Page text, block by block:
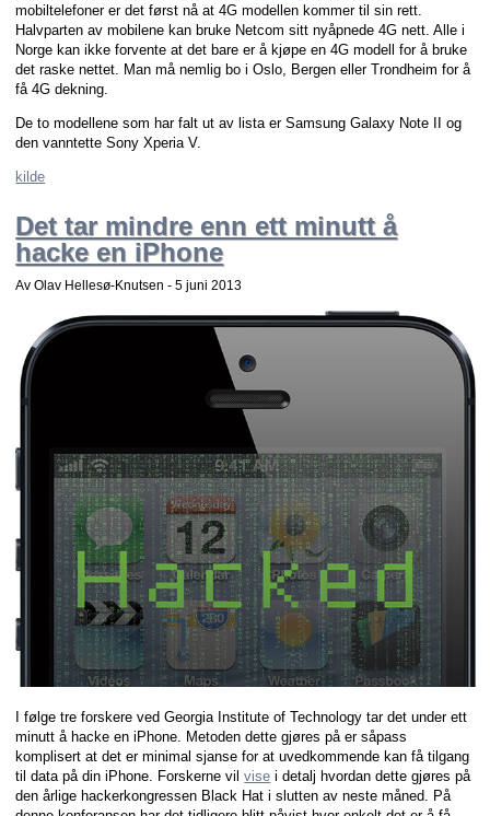
mobiltelefoner er det først nå at 4G modellen kommer til sin rett.
Halvparten av mobilene kan bruke Netcom sitt nyåpnede 4G nett. Alle i
Norge kan ikke forvente at det bare er å kjøpe en 4G modell for å bruke
det raske nettet. Man må nemlig bo i Oslo, Bergen eller Trondheim for å
få 4G dekning.
De to modellene som har falt ut av lista er Samsung Galaxy Note II og
den vanntette Sony Xperia V.
kilde
Det tar mindre enn ett minutt å
hacke en iPhone
Av Olav Hellesø-Knutsen -5 juni 2013
I følge tre forskere ved Georgia Institute of Technology tar det under ett
minutt å hacke en iPhone. Metoden dette gjøres på er såpass
komplisert at det er minimal sjanse for at uvedkommende kan få tilgang
til data på din iPhone. Forskerne vilvise i detalj hvordan dette gjøres på
den årlige hackerkongressen Black Hat i slutten av neste måned. På